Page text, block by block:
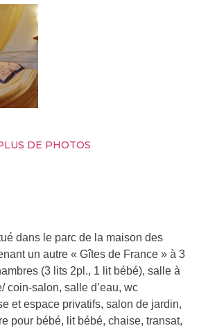
DE PHOTOS
dans le parc de la maison des
un autre « Gîtes de France » à 3
(3 lits 2pl., 1 lit bébé), salle à
coin-salon, salle d’eau, wc
et espace privatifs, salon de jardin,
pour bébé, lit bébé, chaise, transat,